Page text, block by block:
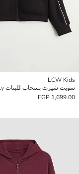
LCW Kids
1,699.00 EGP